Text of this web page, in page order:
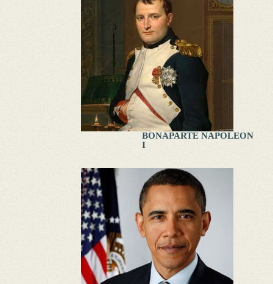
BONAPARTE NAPOLEON
I